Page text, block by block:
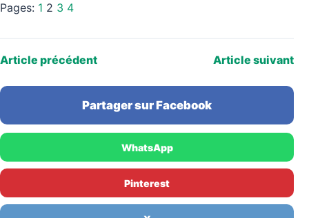
Pages: 1 2 3 4
Article précédent Article suivant
Partager sur Facebook
WhatsApp
Pinterest